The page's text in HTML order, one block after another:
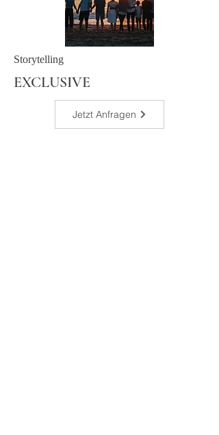
Storytelling
EXCLUSIVE
Jetzt Anfragen